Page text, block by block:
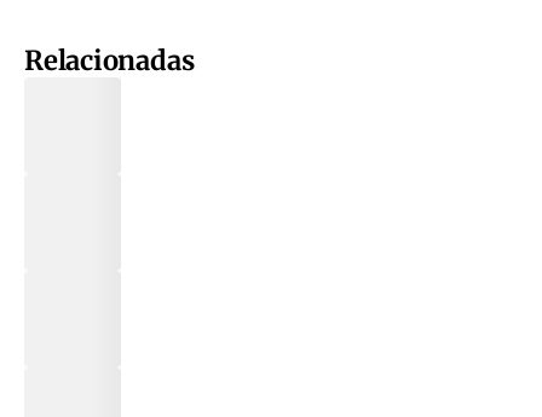
Relacionadas